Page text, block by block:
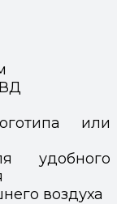
или
удобного
воздуха